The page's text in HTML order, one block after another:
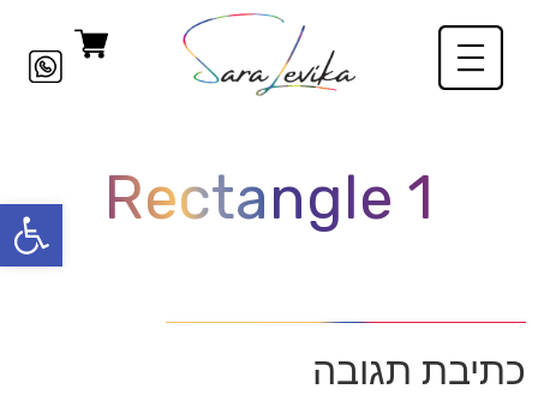
פתח Rectangle 1
כתיבת תגובה